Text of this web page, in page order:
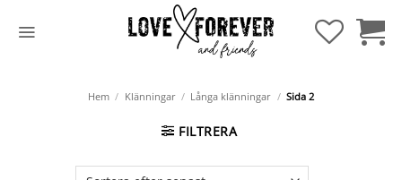
Hem / Klänningar / Långa klänningar / Sida 2
FILTRERA